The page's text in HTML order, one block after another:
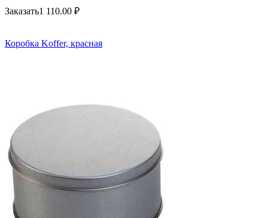
Заказать1 110.00 ₽
Коробка Koffer, красная